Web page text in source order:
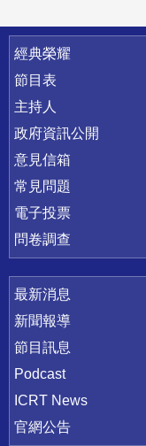
快速連結
經典榮耀
節目表
主持人
政府資訊公開
意見信箱
常見問題
電子投票
問卷調查
最新消息
新聞報導
節目訊息
Podcast
ICRT News
官網公告